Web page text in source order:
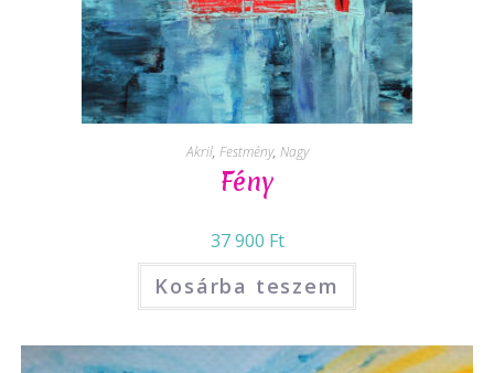
Akril, Festmény, Nagy
Fény
37 900 Ft
Kosárba teszem